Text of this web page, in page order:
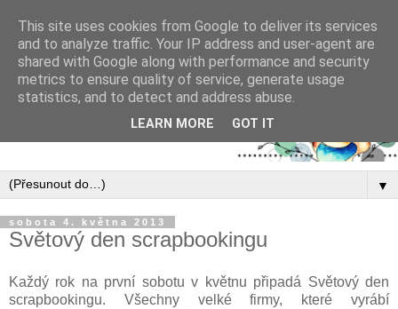
▼
sobota 4. května 2013
Světový den scrapbookingu
Každý rok na první sobotu v květnu připadá Světový den
scrapbookingu. Všechny velké firmy, které vyrábí
This site uses cookies from Google to deliver its services
and to analyze traffic. Your IP address and user-agent are
shared with Google along with performance and security
metrics to ensure quality of service, generate usage
statistics, and to detect and address abuse.
LEARN MORE GOT IT